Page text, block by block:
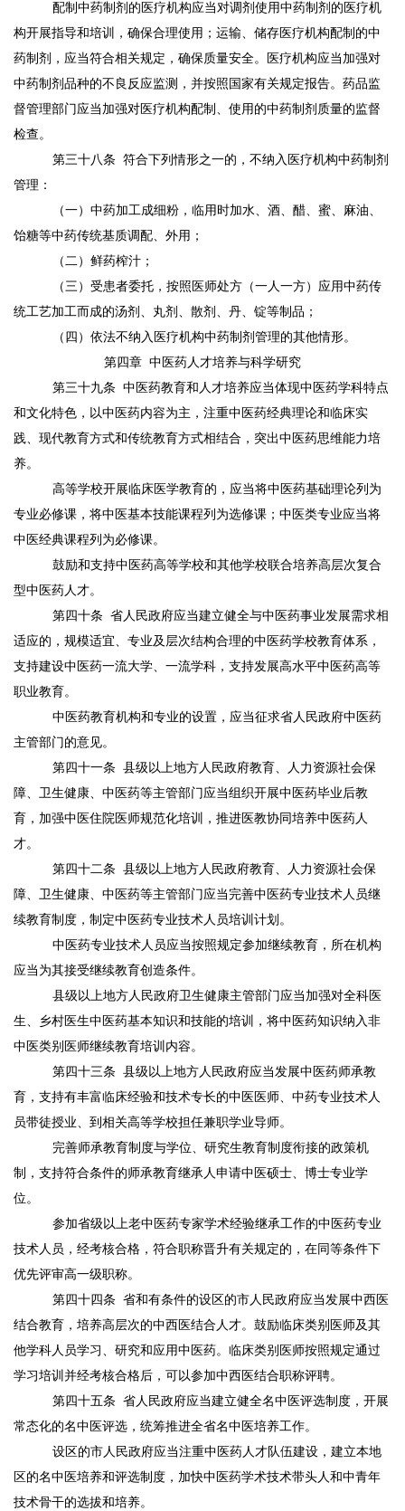
配制中药制剂的医疗机构应当对调剂使用中药制剂的医疗机
构开展指导和培训，确保合理使用；运输、储存医疗机构配制的中
药制剂，应当符合相关规定，确保质量安全。医疗机构应当加强对
中药制剂品种的不良反应监测，并按照国家有关规定报告。药品监
督管理部门应当加强对医疗机构配制、使用的中药制剂质量的监督
检查。
第三十八条 符合下列情形之一的，不纳入医疗机构中药制剂
管理：
（一）中药加工成细粉，临用时加水、酒、醋、蜜、麻油、
饴糖等中药传统基质调配、外用；
（二）鲜药榨汁；
（三）受患者委托，按照医师处方（一人一方）应用中药传
统工艺加工而成的汤剂、丸剂、散剂、丹、锭等制品；
（四）依法不纳入医疗机构中药制剂管理的其他情形。
第四章 中医药人才培养与科学研究
第三十九条 中医药教育和人才培养应当体现中医药学科特点
和文化特色，以中医药内容为主，注重中医药经典理论和临床实
践、现代教育方式和传统教育方式相结合，突出中医药思维能力培
养。
高等学校开展临床医学教育的，应当将中医药基础理论列为
专业必修课，将中医基本技能课程列为选修课；中医类专业应当将
中医经典课程列为必修课。
鼓励和支持中医药高等学校和其他学校联合培养高层次复合
型中医药人才。
第四十条 省人民政府应当建立健全与中医药事业发展需求相
适应的，规模适宜、专业及层次结构合理的中医药学校教育体系，
支持建设中医药一流大学、一流学科，支持发展高水平中医药高等
职业教育。
中医药教育机构和专业的设置，应当征求省人民政府中医药
主管部门的意见。
第四十一条 县级以上地方人民政府教育、人力资源社会保
障、卫生健康、中医药等主管部门应当组织开展中医药毕业后教
育，加强中医住院医师规范化培训，推进医教协同培养中医药人
才。
第四十二条 县级以上地方人民政府教育、人力资源社会保
障、卫生健康、中医药等主管部门应当完善中医药专业技术人员继
续教育制度，制定中医药专业技术人员培训计划。
中医药专业技术人员应当按照规定参加继续教育，所在机构
应当为其接受继续教育创造条件。
县级以上地方人民政府卫生健康主管部门应当加强对全科医
生、乡村医生中医药基本知识和技能的培训，将中医药知识纳入非
中医类别医师继续教育培训内容。
第四十三条 县级以上地方人民政府应当发展中医药师承教
育，支持有丰富临床经验和技术专长的中医医师、中药专业技术人
员带徒授业、到相关高等学校担任兼职学业导师。
完善师承教育制度与学位、研究生教育制度衔接的政策机
制，支持符合条件的师承教育继承人申请中医硕士、博士专业学
位。
参加省级以上老中医药专家学术经验继承工作的中医药专业
技术人员，经考核合格，符合职称晋升有关规定的，在同等条件下
优先评审高一级职称。
第四十四条 省和有条件的设区的市人民政府应当发展中西医
结合教育，培养高层次的中西医结合人才。鼓励临床类别医师及其
他学科人员学习、研究和应用中医药。临床类别医师按照规定通过
学习培训并经考核合格后，可以参加中西医结合职称评聘。
第四十五条 省人民政府应当建立健全名中医评选制度，开展
常态化的名中医评选，统筹推进全省名中医培养工作。
设区的市人民政府应当注重中医药人才队伍建设，建立本地
区的名中医培养和评选制度，加快中医药学术技术带头人和中青年
技术骨干的选拔和培养。